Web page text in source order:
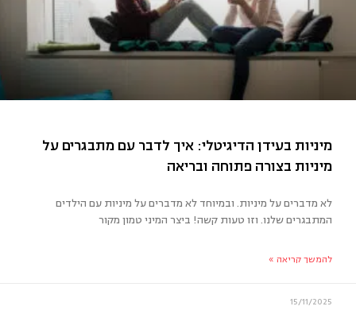
בעידן הדיגיטלי: איך לדבר עם מתבגרים על
לא מדברים על מיניות. ובמיוחד לא מדברים על מיניות עם הילדים
המתבגרים שלנו. וזו טעות קשה! ביצר המיני טמון מקור
להמשך קריאה »
15/11/2025